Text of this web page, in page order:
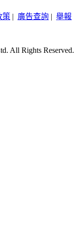
策 | 廣告查詢 | 舉報
All Rights Reserved.